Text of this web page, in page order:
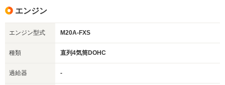
エンジン
エンジン型式 M20A-FXS
種類 直列4気筒DOHC
過給器 -